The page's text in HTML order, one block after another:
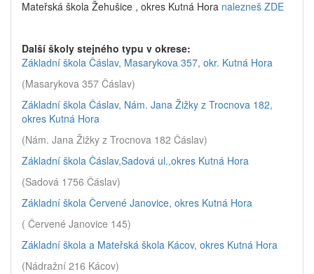
Mateřská škola Žehušice , okres Kutná Hora nalezneš ZDE
Další školy stejného typu v okrese:
Základní škola Čáslav, Masarykova 357, okr. Kutná Hora
(Masarykova 357 Čáslav)
Základní škola Čáslav, Nám. Jana Žižky z Trocnova 182,
okres Kutná Hora
(Nám. Jana Žižky z Trocnova 182 Čáslav)
Základní škola Čáslav,Sadová ul.,okres Kutná Hora
(Sadová 1756 Čáslav)
Základní škola Červené Janovice, okres Kutná Hora
( Červené Janovice 145)
Základní škola a Mateřská škola Kácov, okres Kutná Hora
(Nádražní 216 Kácov)